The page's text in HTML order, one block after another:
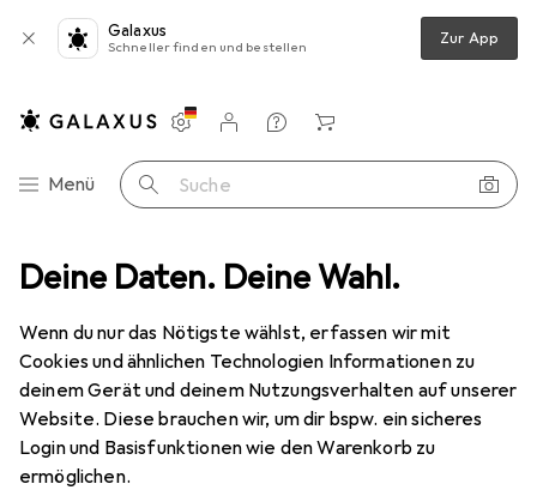
Deine Daten. Deine Wahl.
Wenn du nur das Nötigste wählst, erfassen wir mit
Cookies und ähnlichen Technologien Informationen zu
deinem Gerät und deinem Nutzungsverhalten auf unserer
Website. Diese brauchen wir, um dir bspw. ein sicheres
Login und Basisfunktionen wie den Warenkorb zu
ermöglichen.
Galaxus
Schneller finden und bestellen Zur App
Navigation nach Kategorien
Menü Suche
Einstellungen
Kundenkonto
Vergleichslisten
Merklisten
Warenkorb
Bestseller Access Points von
Diese Seite bleibt immer aktuell und wird automatisch
aktualisiert. i